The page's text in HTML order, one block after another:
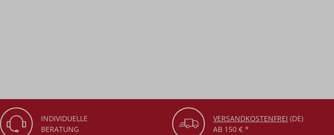
INDIVIDUELLE
BERATUNG
VERSANDKOSTENFREI (DE)
AB 150 € *